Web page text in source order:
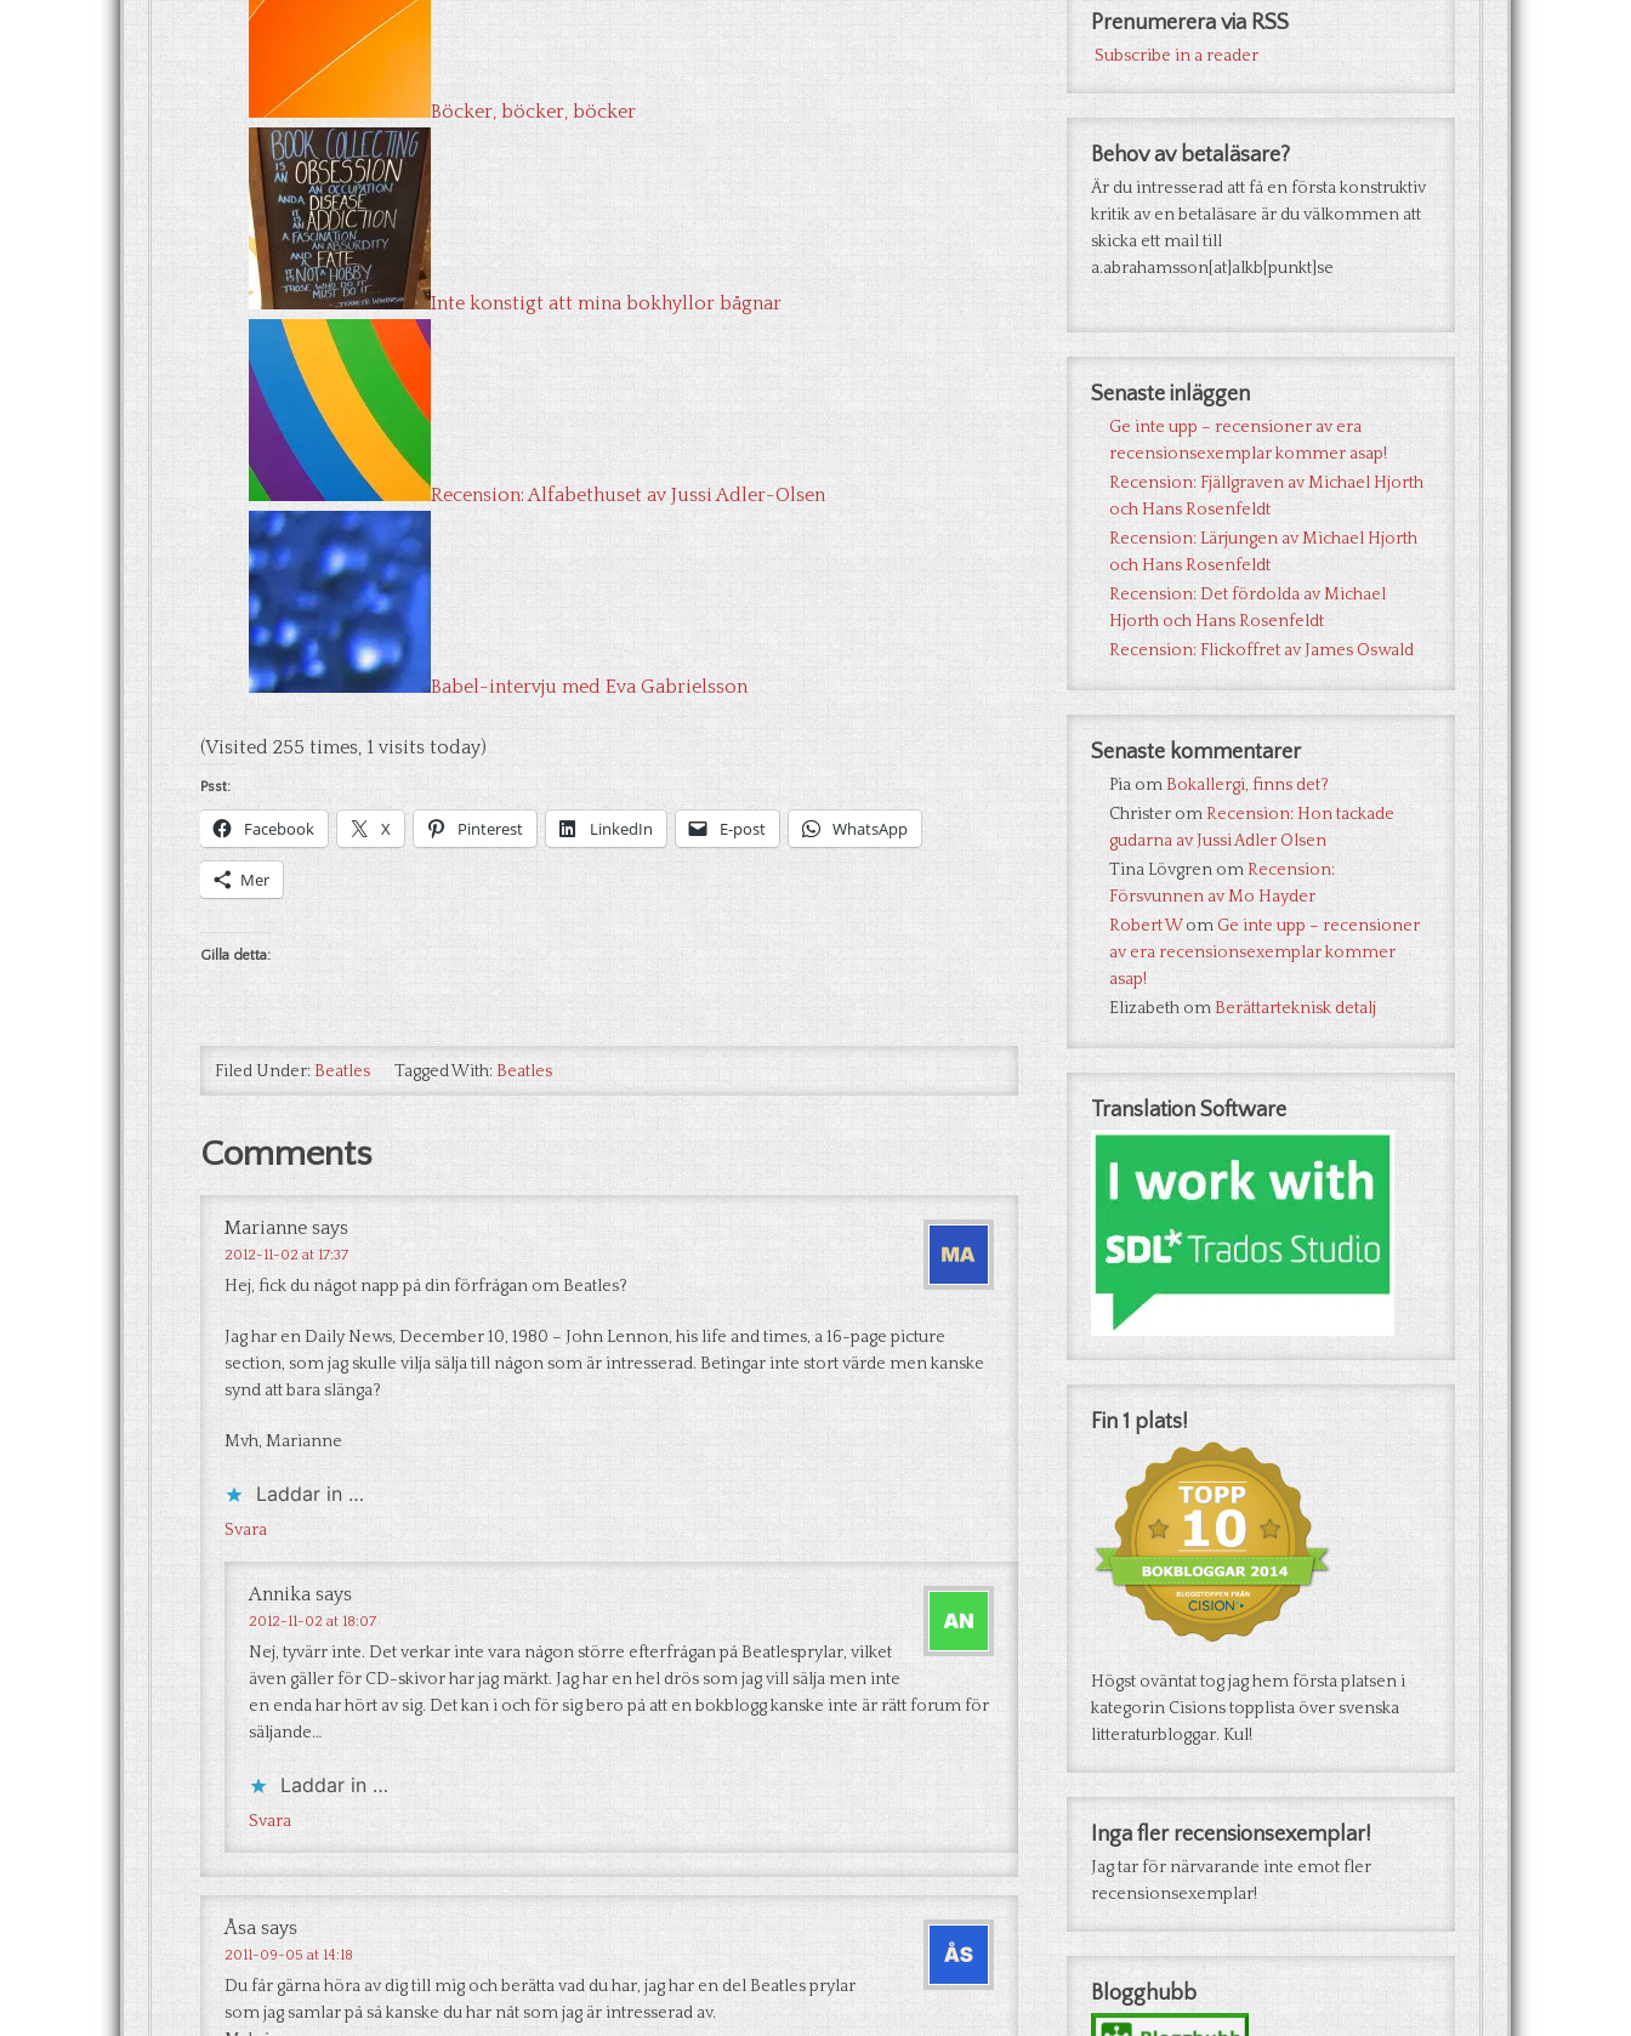
Böcker, böcker, böcker
Inte konstigt att mina bokhyllor bågnar
Recension: Alfabethuset av Jussi Adler-Olsen
Babel-intervju med Eva Gabrielsson
(Visited 255 times, 1 visits today)
Psst:
Facebook X Pinterest LinkedIn E-post WhatsApp
Mer
Gilla detta:
Filed Under:Beatles Tagged With: Beatles
Comments
Marianne says
2012-11-02 at 17:37
Hej, fick du något napp på din förfrågan om Beatles?
Jag har en Daily News, December 10, 1980 – John Lennon, his life and times, a 16-page picture
section, som jag skulle vilja sälja till någon som är intresserad. Betingar inte stort värde men kanske
synd att bara slänga?
Mvh, Marianne
Laddar in …
Svara
Annika says
2012-11-02 at 18:07
Nej, tyvärr inte. Det verkar inte vara någon större efterfrågan på Beatlesprylar, vilket
även gäller för CD-skivor har jag märkt. Jag har en hel drös som jag vill sälja men inte
en enda har hört av sig. Det kan i och för sig bero på att en bokblogg kanske inte är rätt forum för
säljande…
Laddar in …
Svara
Åsa says
2011-09-05 at 14:18
Du får gärna höra av dig till mig och berätta vad du har, jag har en del Beatles prylar
som jag samlar på så kanske du har nåt som jag är intresserad av.
Prenumerera via RSS
Subscribe in a reader
Behov av betaläsare?
Är du intresserad att få en första konstruktiv
kritik av en betaläsare är du välkommen att
skicka ett mail till
a.abrahamsson[at]alkb[punkt]se
Senaste inläggen
Ge inte upp – recensioner av era
recensionsexemplar kommer asap!
Recension: Fjällgraven av Michael Hjorth
och Hans Rosenfeldt
Recension: Lärjungen av Michael Hjorth
och Hans Rosenfeldt
Recension: Det fördolda av Michael
Hjorth och Hans Rosenfeldt
Recension: Flickoffret av James Oswald
Senaste kommentarer
Pia omBokallergi, finns det?
Christer omRecension: Hon tackade
gudarna av Jussi Adler Olsen
Tina Lövgren omRecension:
Försvunnen av Mo Hayder
Robert WomGe inte upp – recensioner
av era recensionsexemplar kommer
asap!
Elizabeth omBerättarteknisk detalj
Translation Software
Fin 1 plats!
Högst oväntat tog jag hem första platsen i
kategorin Cisions topplista över svenska
litteraturbloggar. Kul!
Inga fler recensionsexemplar!
Jag tar för närvarande inte emot fler
recensionsexemplar!
Blogghubb